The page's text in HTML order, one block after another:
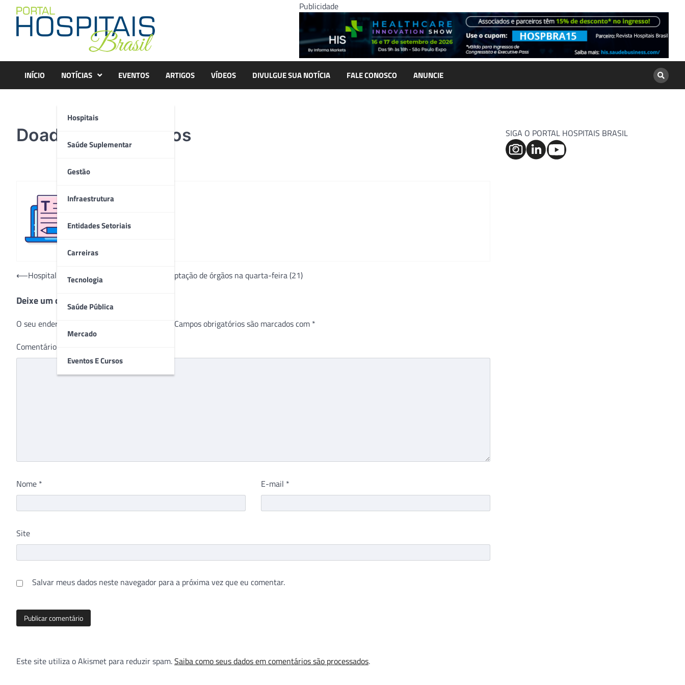
content
Publicidade
INÍCIO NOTÍCIAS
Hospitais
Saúde Suplementar
Gestão
Infraestrutura
Entidades Setoriais
Carreiras
Tecnologia
Saúde Pública
Mercado
Eventos E Cursos
EVENTOS ARTIGOS VÍDEOS DIVULGUE SUA NOTÍCIA FALE CONOSCO ANUNCIE
Doador tinha 61 anos
Navegação
Post
⟵Hospital São Vicente realizou mais uma captação de órgãos na quarta-feira (21)
Deixe um comentário
O seu endereço de e-mail não será publicado. Campos obrigatórios são marcados com *
Comentário
Nome * E-mail *
Site
Salvar meus dados neste navegador para a próxima vez que eu comentar.
Este site utiliza o Akismet para reduzir spam.Saiba como seus dados em comentários são processados.
SIGA O PORTAL HOSPITAIS BRASIL